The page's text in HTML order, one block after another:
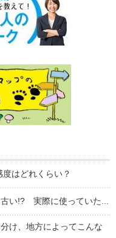
度はどれくらい？
い!? 実際に使っていた...
け、地方によってこんな